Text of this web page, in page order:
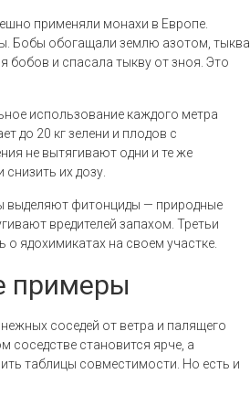
применяли монахи в Европе.
Бобы обогащали землю азотом, тыква
бобов и спасала тыкву от зноя. Это
использование каждого метра
до 20 кг зелени и плодов с
не вытягивают одни и те же
их дозу.
выделяют фитонциды — природные
вредителей запахом. Третьи
ядохимикатах на своем участке.
примеры
соседей от ветра и палящего
соседстве становится ярче, а
таблицы совместимости. Но есть и